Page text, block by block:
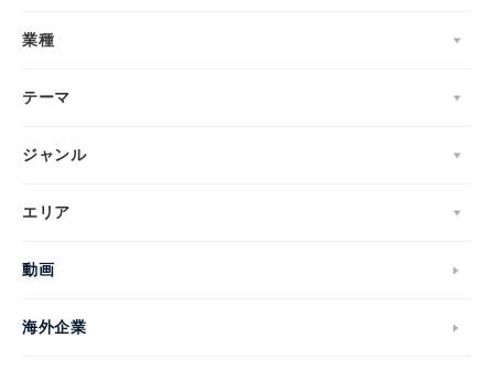
業種
テーマ
ジャンル
エリア
動画
海外企業